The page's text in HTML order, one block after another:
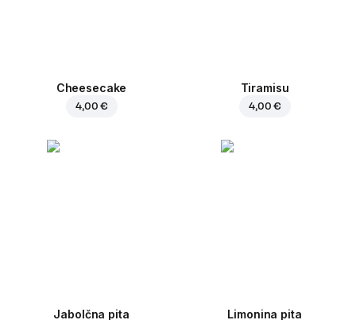
Cheesecake
4,00 €
Tiramisu
4,00 €
Jabolčna pita Limonina pita